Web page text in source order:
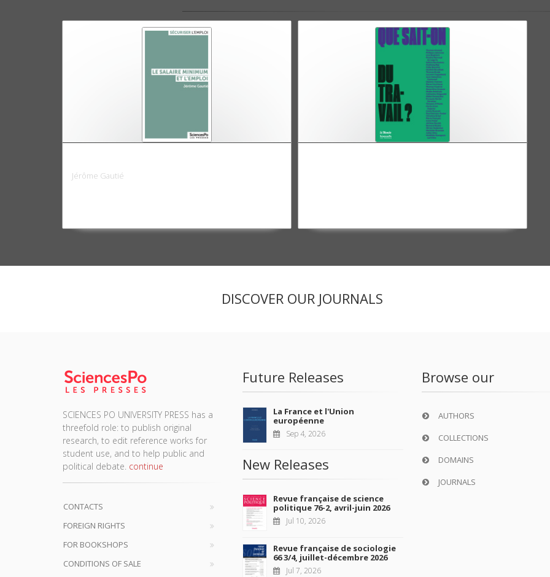
Jérôme Gautié
DISCOVER OUR JOURNALS
SCIENCES PO UNIVERSITY PRESS has a
threefold role: to publish original
research, to edit reference works for
student use, and to help public and
political debate. continue
CONTACTS
FOREIGN RIGHTS
FOR BOOKSHOPS
CONDITIONS OF SALE
Future Releases
La France et l'Union
européenne
Sep 4, 2026
New Releases
Revue française de science
politique 76-2, avril-juin 2026
Jul 10, 2026
Revue française de sociologie
66 3/4, juillet-décembre 2026
Jul 7, 2026
Browse our
AUTHORS
COLLECTIONS
DOMAINS
JOURNALS